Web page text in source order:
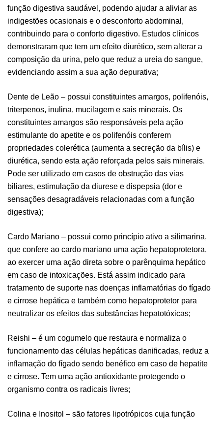
função digestiva saudável, podendo ajudar a aliviar as
indigestões ocasionais e o desconforto abdominal,
contribuindo para o conforto digestivo. Estudos clínicos
demonstraram que tem um efeito diurético, sem alterar a
composição da urina, pelo que reduz a ureia do sangue,
evidenciando assim a sua ação depurativa;
Dente de Leão – possui constituintes amargos, polifenóis,
triterpenos, inulina, mucilagem e sais minerais. Os
constituintes amargos são responsáveis pela ação
estimulante do apetite e os polifenóis conferem
propriedades colerética (aumenta a secreção da bílis) e
diurética, sendo esta ação reforçada pelos sais minerais.
Pode ser utilizado em casos de obstrução das vias
biliares, estimulação da diurese e dispepsia (dor e
sensações desagradáveis relacionadas com a função
digestiva);
Cardo Mariano – possui como princípio ativo a silimarina,
que confere ao cardo mariano uma ação hepatoprotetora,
ao exercer uma ação direta sobre o parênquima hepático
em caso de intoxicações. Está assim indicado para
tratamento de suporte nas doenças inflamatórias do fígado
e cirrose hepática e também como hepatoprotetor para
neutralizar os efeitos das substâncias hepatotóxicas;
Reishi – é um cogumelo que restaura e normaliza o
funcionamento das células hepáticas danificadas, reduz a
inflamação do fígado sendo benéfico em caso de hepatite
e cirrose. Tem uma ação antioxidante protegendo o
organismo contra os radicais livres;
Colina e Inositol – são fatores lipotrópicos cuja função